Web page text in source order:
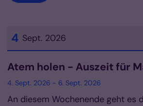
4 Sept. 2026
Datum: 4. September 2026
Atem holen - Auszeit für
4. Sept. 2026 - 6. Sept. 2026
An diesem Wochenende geht es